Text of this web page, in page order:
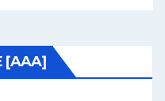
[AAA]